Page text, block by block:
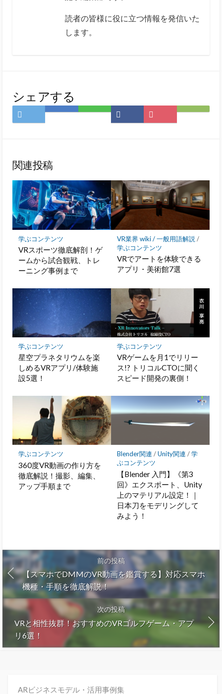
読者の皆様に役に立つ情報を発信いた
します。
シェアする
Twitter
で
は
ク
マ
ー
ク
に
保
LINE
Facebook
で
Pocket
に
Feedly
関連投稿
学ぶコンテンツ
VRスポーツ徹底解剖！ゲ
ームから試合観戦、トレ
ーニング事例まで
VR業界 wiki / 一般用語解説 /
学ぶコンテンツ
VRでアートを体験できる
アプリ・美術館7選
学ぶコンテンツ
星空プラネタリウムを楽
しめるVRアプリ/体験施
設5選！
学ぶコンテンツ
VRゲームを月1でリリー
ス!? トリコルCTOに聞く
スピード開発の裏側！
学ぶコンテンツ
360度VR動画の作り方を
徹底解説！撮影、編集、
アップ手順まで
Blender関連 /Unity関連 /学
ぶコンテンツ
【Blender 入門】《第3
回》エクスポート、Unity
上のマテリアル設定！｜
日本刀をモデリングして
みよう！
前の投稿
【スマホでDMMのVR動画を鑑賞する】対応スマホ
機種・手順を徹底解説！
次の投稿
VRと相性抜群！おすすめのVRゴルフゲーム・アプ
リ6選！
ARビジネスモデル・活用事例集